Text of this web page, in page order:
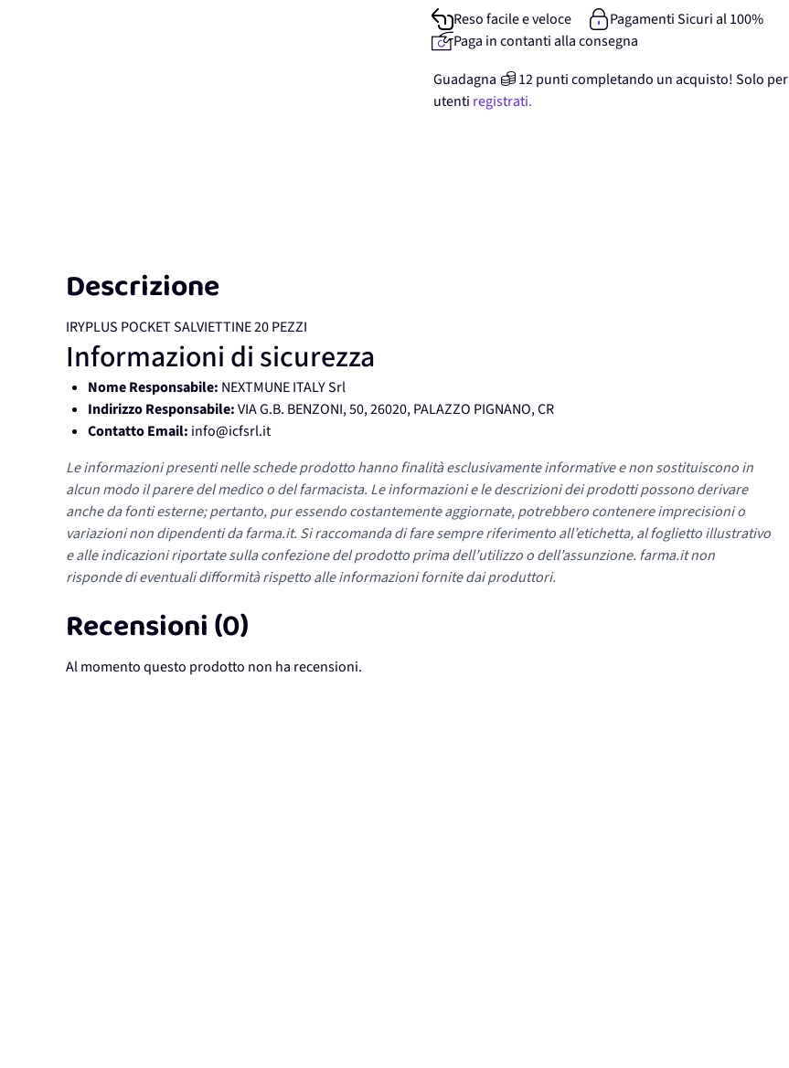
Reso facile e veloce
Pagamenti Sicuri al 100%
Paga in contanti alla consegna
Guadagna
12punticompletando un acquisto! Solo per
utenti registrati.
Descrizione
IRYPLUS POCKET SALVIETTINE 20 PEZZI
Informazioni di sicurezza
Nome Responsabile: NEXTMUNE ITALY Srl
Indirizzo Responsabile:VIA G.B. BENZONI, 50, 26020, PALAZZO PIGNANO, CR
Contatto Email: info@icfsrl.it
Le informazioni presenti nelle schede prodotto hanno finalità esclusivamente informative e non sostituiscono in
alcun modo il parere del medico o del farmacista. Le informazioni e le descrizioni dei prodotti possono derivare
anche da fonti esterne; pertanto, pur essendo costantemente aggiornate, potrebbero contenere imprecisioni o
variazioni non dipendenti da farma.it. Si raccomanda di fare sempre riferimento all’etichetta, al foglietto illustrativo
e alle indicazioni riportate sulla confezione del prodotto prima dell’utilizzo o dell’assunzione. farma.it non
risponde di eventuali difformità rispetto alle informazioni fornite dai produttori.
Recensioni (0)
Al momento questo prodotto non ha recensioni.